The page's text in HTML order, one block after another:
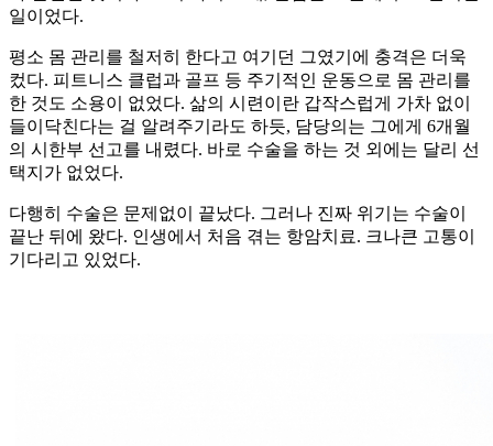
일이었다.
평소 몸 관리를 철저히 한다고 여기던 그였기에 충격은 더욱
컸다. 피트니스 클럽과 골프 등 주기적인 운동으로 몸 관리를
한 것도 소용이 없었다. 삶의 시련이란 갑작스럽게 가차 없이
들이닥친다는 걸 알려주기라도 하듯, 담당의는 그에게 6개월
의 시한부 선고를 내렸다. 바로 수술을 하는 것 외에는 달리 선
택지가 없었다.
다행히 수술은 문제없이 끝났다. 그러나 진짜 위기는 수술이
끝난 뒤에 왔다. 인생에서 처음 겪는 항암치료. 크나큰 고통이
기다리고 있었다.